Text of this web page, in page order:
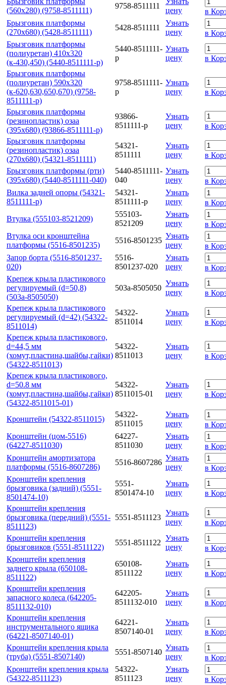
(560х280) (9758-8511111)
9758-8511111
цену
в
Брызговик платформы
(270х680) (5428-8511111)
5428-8511111
Узнать
цену
в
Брызговик платформы
(полиуретан) 410х320
(к-430,450) (5440-8511111-р)
5440-8511111-
р
Узнать
цену
в
Брызговик платформы
(полиуретан) 590х320
(к-620,630,650,670) (9758-
8511111-р)
9758-8511111-
р
Узнать
цену
в
Брызговик платформы
(резинопластик) озаа
(395х680) (93866-8511111-р)
93866-
8511111-р
Узнать
цену
в
Брызговик платформы
(резинопластик) озаа
(270х680) (54321-8511111)
54321-
8511111
Узнать
цену
в
Брызговик платформы (рти)
(395х680) (5440-8511111-040)
5440-8511111-
040
Узнать
цену
в
Вилка задней опоры (54321-
8511111-р)
54321-
8511111-р
Узнать
цену
в
Втулка (555103-8521209)
555103-
8521209
Узнать
цену
в
Втулка оси кронштейна
платформы (5516-8501235)
5516-8501235
Узнать
цену
в
Запор борта (5516-8501237-
020)
5516-
8501237-020
Узнать
цену
в
Крепеж крыла пластикового
регулируемый (d=50,8)
(503а-8505050)
503а-8505050
Узнать
цену
в
Крепеж крыла пластикового
регулируемый (d=42) (54322-
8511014)
54322-
8511014
Узнать
цену
в
Крепеж крыла пластикового,
d=44,5 мм
(хомут,пластина,шайбы,гайки)
(54322-8511013)
54322-
8511013
Узнать
цену
в
Крепеж крыла пластикового,
d=50.8 мм
(хомут,пластина,шайбы,гайки)
(54322-8511015-01)
54322-
8511015-01
Узнать
цену
в
Кронштейн (54322-8511015)
54322-
8511015
Узнать
цену
в
Кронштейн (цом-5516)
(64227-8511030)
64227-
8511030
Узнать
цену
в
Кронштейн амортизатора
платформы (5516-8607286)
5516-8607286
Узнать
цену
в
Кронштейн крепления
брызговика (задний) (5551-
8501474-10)
5551-
8501474-10
Узнать
цену
в
Кронштейн крепления
брызговика (передний) (5551-
8511123)
5551-8511123
Узнать
цену
в
Кронштейн крепления
брызговиков (5551-8511122)
5551-8511122
Узнать
цену
в
Кронштейн крепления
заднего крыла (650108-
8511122)
650108-
8511122
Узнать
цену
в
Кронштейн крепления
запасного колеса (642205-
8511132-010)
642205-
8511132-010
Узнать
цену
в
Кронштейн крепления
инструментального ящика
(64221-8507140-01)
64221-
8507140-01
Узнать
цену
в
Кронштейн крепления крыла
(труба) (5551-8507140)
5551-8507140
Узнать
цену
в
Кронштейн крепления крыла
(54322-8511123)
54322-
8511123
Узнать
цену
в